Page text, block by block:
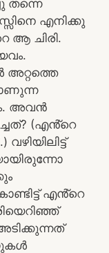
തന്നെ
എനിക്കു
ആ ചിരി.
അവൻ
(എൻ്റെ
എൻ്റെ